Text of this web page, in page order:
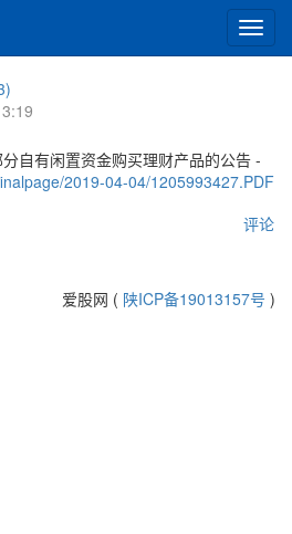
切
换
自有闲置资金购买理财产品的公告 -
2019-04-04/1205993427.PDF
评论
爱股网 ( 陕ICP备19013157号 )